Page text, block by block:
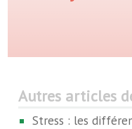
Autres articles
Stress : les